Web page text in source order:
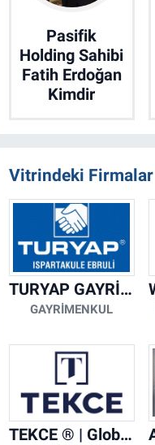
Pasifik
Holding Sahibi
Fatih Erdoğan
Kimdir
Vitrindeki Firmalar
TURYAP GAYRİMENKUL DANIŞMANLIK HİZMETLERİ
GAYRIMENKUL
TEKCE ® | Global Gayrimenkul Şirketi